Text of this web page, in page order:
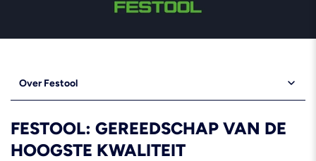
Over Festool
FESTOOL: GEREEDSCHAP VAN DE
HOOGSTE KWALITEIT